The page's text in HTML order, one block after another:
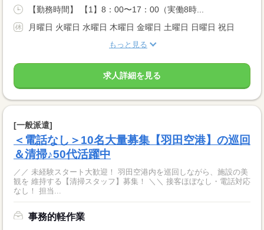
【勤務時間】 【1】8：00〜17：00（実働8時...
月曜日 火曜日 水曜日 木曜日 金曜日 土曜日 日曜日 祝日
もっと見る
求人詳細を見る
[一般派遣]
＜電話なし＞10名大量募集【羽田空港】の巡回
＆清掃♪50代活躍中
／／ 未経験スタート大歓迎！ 羽田空港内を巡回しながら、施設の美
観を 維持する【清掃スタッフ】募集！ ＼＼ 接客ほぼなし・電話対応
なし！ 担当...
事務的軽作業